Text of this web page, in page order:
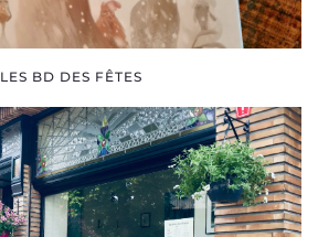
LES BD DES FÊTES